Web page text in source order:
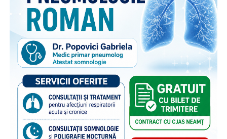
acestora. Pe lângă activitățile dedicate părinților din
diaspora, campania include acțiuni adresate persoanelor în
grija cărora rămân copiii, membrilor comunității și
specialiștilor din domeniile asistenței sociale și educației,
cu scopul de a susține bunăstarea emoțională a copiilor și
menținerea relației acestora cu părinții plecați la muncă în
străinătate. Campania se bucură de susținerea Autorității
Naționale pentru Protecția Drepturilor Copilului și Adopție,
a Poliției de Frontieră Române și Aeroporturilor Craiova,
Cluj-Napoca, Iași, Suceava.